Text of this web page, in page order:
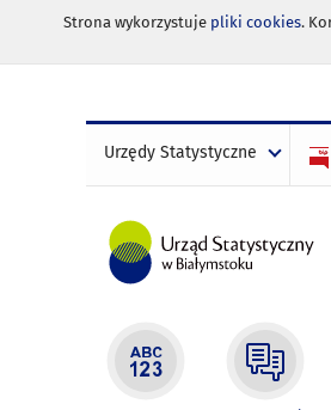
Strona wykorzystuje pliki cookies.
Urzędy Statystyczne